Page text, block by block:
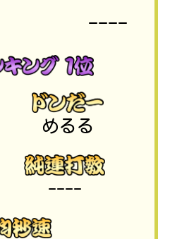
----
めるる
----